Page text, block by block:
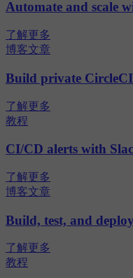
Automate and scale
了解更多
博客文章
Build private
了解更多
教程
CI/CD alerts with
了解更多
博客文章
Build, test, and
了解更多
教程